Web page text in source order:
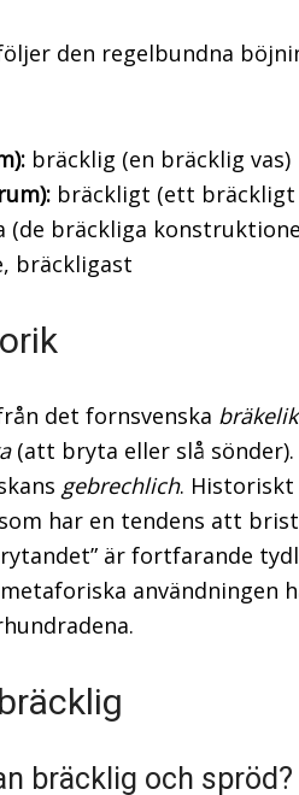
den regelbundna
bräcklig (en bräcklig vas)
bräckligt (ett
(de bräckliga
bräckligast
det fornsvenska
(att bryta eller slå
gebrechlich.
har en tendens att
är fortfarande
användningen
bräcklig och spröd?